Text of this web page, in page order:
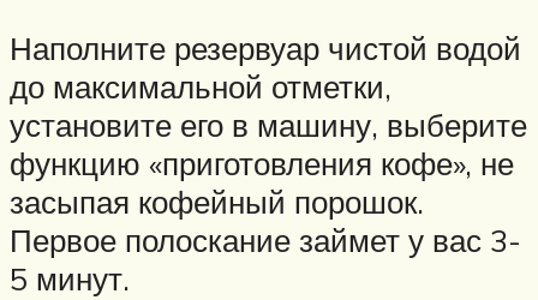
Наполните резервуар чистой водой
до максимальной отметки,
установите его в машину, выберите
функцию «приготовления кофе», не
засыпая кофейный порошок.
Первое полоскание займет у вас 3-
5 минут.